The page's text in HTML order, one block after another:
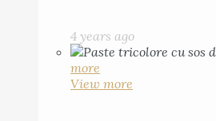
4 years ago
more
View more